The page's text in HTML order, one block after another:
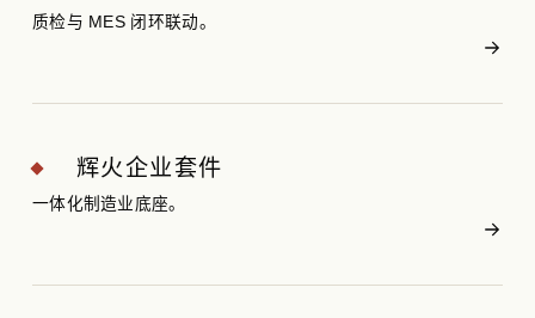
质检与 MES 闭环联动。
辉火企业套件
一体化制造业底座。